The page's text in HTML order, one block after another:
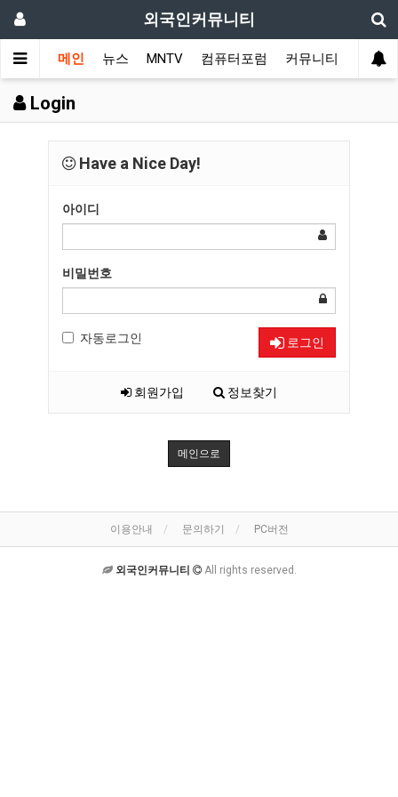
외국인커뮤니티
메인 뉴스 MNTV 컴퓨터포럼 커뮤니티 국가
Login
Have a Nice Day!
아이디
비밀번호
자동로그인 로그인
회원가입 정보찾기
메인으로
이용안내 문의하기 PC버전
외국인커뮤니티 All rights reserved.